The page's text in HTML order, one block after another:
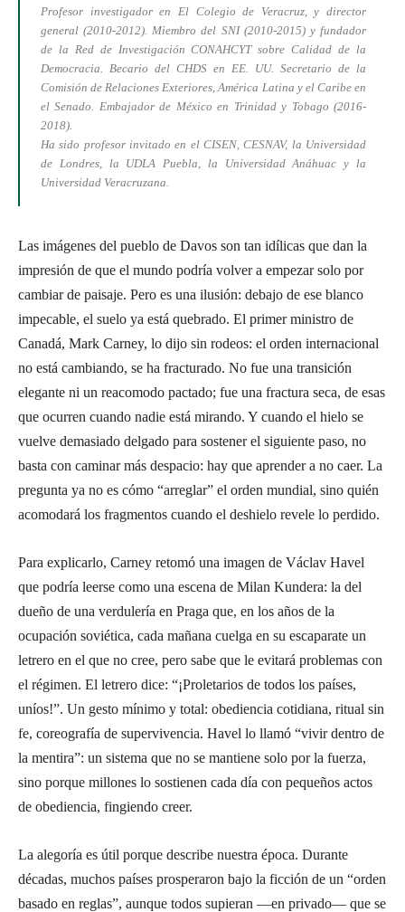
Profesor investigador en El Colegio de Veracruz, y director
general (2010-2012). Miembro del SNI (2010-2015) y fundador
de la Red de Investigación CONAHCYT sobre Calidad de la
Democracia. Becario del CHDS en EE. UU. Secretario de la
Comisión de Relaciones Exteriores, América Latina y el Caribe en
el Senado. Embajador de México en Trinidad y Tobago (2016-
2018).
Ha sido profesor invitado en el CISEN, CESNAV, la Universidad
de Londres, la UDLA Puebla, la Universidad Anáhuac y la
Universidad Veracruzana.
Las imágenes del pueblo de Davos son tan idílicas que dan la
impresión de que el mundo podría volver a empezar solo por
cambiar de paisaje. Pero es una ilusión: debajo de ese blanco
impecable, el suelo ya está quebrado. El primer ministro de
Canadá, Mark Carney, lo dijo sin rodeos: el orden internacional
no está cambiando, se ha fracturado. No fue una transición
elegante ni un reacomodo pactado; fue una fractura seca, de esas
que ocurren cuando nadie está mirando. Y cuando el hielo se
vuelve demasiado delgado para sostener el siguiente paso, no
basta con caminar más despacio: hay que aprender a no caer. La
pregunta ya no es cómo “arreglar” el orden mundial, sino quién
acomodará los fragmentos cuando el deshielo revele lo perdido.
Para explicarlo, Carney retomó una imagen de Václav Havel
que podría leerse como una escena de Milan Kundera: la del
dueño de una verdulería en Praga que, en los años de la
ocupación soviética, cada mañana cuelga en su escaparate un
letrero en el que no cree, pero sabe que le evitará problemas con
el régimen. El letrero dice: “¡Proletarios de todos los países,
uníos!”. Un gesto mínimo y total: obediencia cotidiana, ritual sin
fe, coreografía de supervivencia. Havel lo llamó “vivir dentro de
la mentira”: un sistema que no se mantiene solo por la fuerza,
sino porque millones lo sostienen cada día con pequeños actos
de obediencia, fingiendo creer.
La alegoría es útil porque describe nuestra época. Durante
décadas, muchos países prosperaron bajo la ficción de un “orden
basado en reglas”, aunque todos supieran —en privado— que se